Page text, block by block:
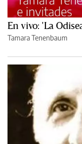
En vivo: 'La
Tamara Tenenbaum